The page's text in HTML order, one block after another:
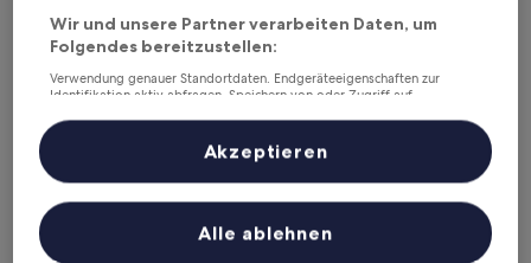
Wir und unsere Partner verarbeiten Daten, um
Folgendes bereitzustellen:
Verwendung genauer Standortdaten. Endgeräteeigenschaften zur
Identifikation aktiv abfragen. Speichern von oder Zugriff auf
Inhalte, Messung von Werbeleistung und der Performance von Inhalten,
Zielgruppenforschung sowie Entwicklung und Verbesserung von
Liste der Partner (Lieferanten)
Alle ablehnen
Akzeptieren